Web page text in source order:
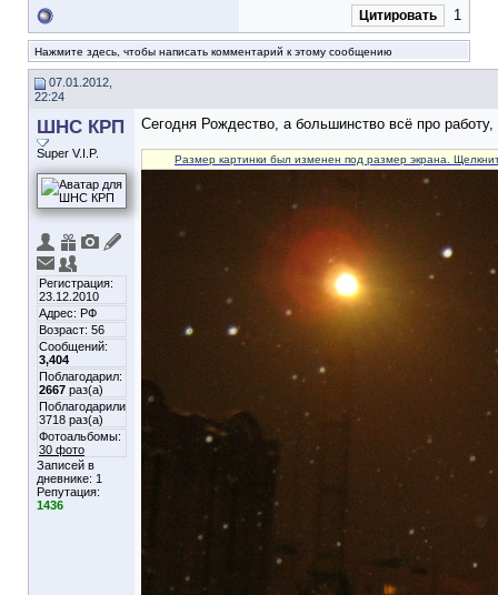
Цитировать 1
Нажмите здесь, чтобы написать комментарий к этому сообщению
07.01.2012,
22:24
ШНС КРП
Super V.I.P.
Регистрация:
23.12.2010
Адрес: РФ
Возраст: 56
Сообщений:
3,404
Поблагодарил:
2667 раз(а)
Поблагодарили
3718 раз(а)
Фотоальбомы:
30 фото
Записей в
дневнике: 1
Репутация:
1436
Сегодня Рождество, а большинство всё про
Размер картинки был изменен под размер экрана.